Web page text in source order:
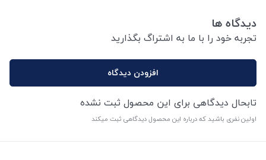
دیدگاه ها
تجربه خود را با ما به اشتراگ بگذارید
افزودن دیدگاه
تابحال دیدگاهی برای این محصول ثبت نشده
اولین نفری باشید که درباره این محصول دیدگاهی ثبت میکند